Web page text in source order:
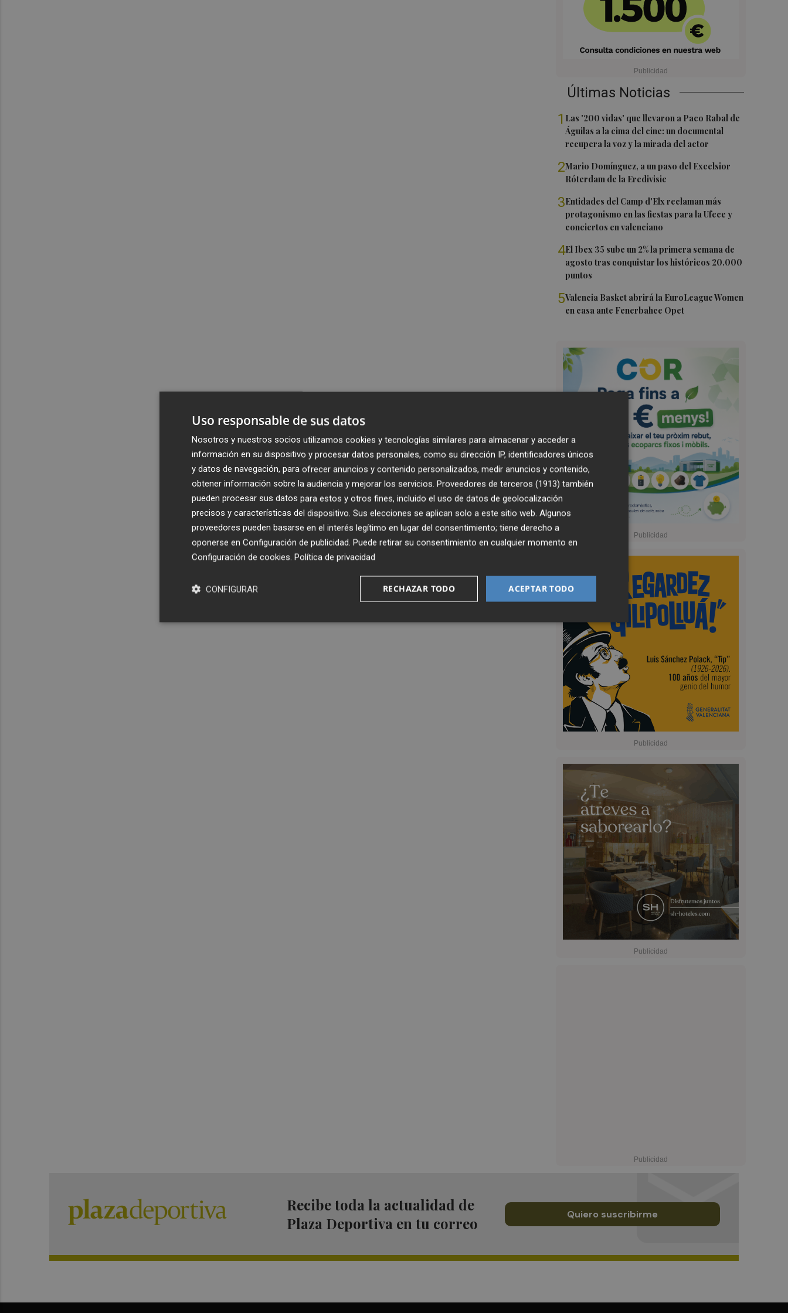
Últimas Noticias
1 Las '200 vidas' que llevaron a Paco Rabal de
Águilas a la cima del cine: un documental
recupera la voz y la mirada del actor
2Mario Domínguez, a un paso del Excelsior
Róterdam de la Eredivisie
3Entidades del Camp d'Elx reclaman más
protagonismo en las fiestas para la Ufece y
conciertos en valenciano
4El Ibex 35 sube un 2% la primera semana de
agosto tras conquistar los históricos 20.000
puntos
5Valencia Basket abrirá la EuroLeague Women
en casa ante Fenerbahce Opet
Recibe toda la actualidad de
Plaza Deportiva en tu correo
Quiero suscribirme
Uso responsable de sus datos
Nosotros y nuestros socios utilizamos cookies y tecnologías similares para almacenar y acceder a
información en su dispositivo y procesar datos personales, como su dirección IP, identificadores únicos
y datos de navegación, para ofrecer anuncios y contenido personalizados, medir anuncios y contenido,
obtener información sobre la audiencia y mejorar los servicios. Proveedores de terceros (1913) también
pueden procesar sus datos para estos y otros fines, incluido el uso de datos de geolocalización
precisos y características del dispositivo. Sus elecciones se aplican solo a este sitio web. Algunos
proveedores pueden basarse en el interés legítimo en lugar del consentimiento; tiene derecho a
oponerse en Configuración de publicidad. Puede retirar su consentimiento en cualquier momento en
Configuración de cookies. Política de privacidad
ACEPTAR TODO
RECHAZAR TODO
CONFIGURAR